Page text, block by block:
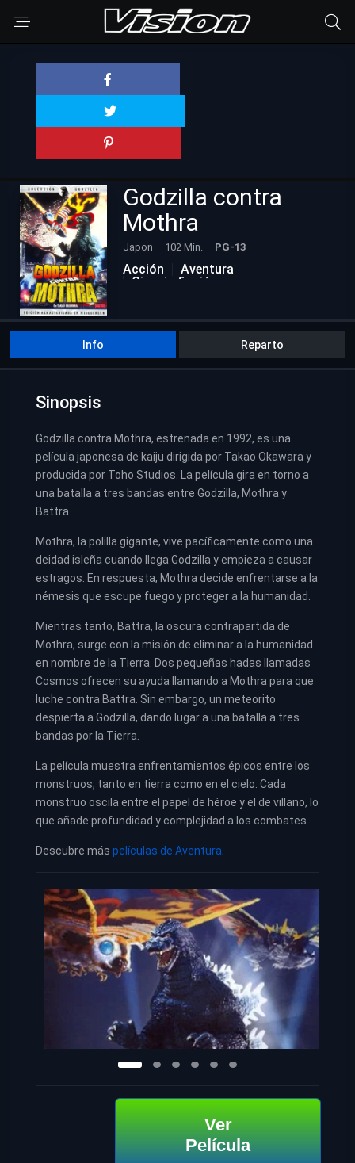
Godzilla contra
Mothra
Japon 102 Min. PG-13
Acción
Aventura
Ciencia ficción
Info Reparto
Sinopsis
Godzilla contra Mothra, estrenada en 1992, es una
película japonesa de kaiju dirigida por Takao Okawara y
producida por Toho Studios. La película gira en torno a
una batalla a tres bandas entre Godzilla, Mothra y
Battra.
Mothra, la polilla gigante, vive pacíficamente como una
deidad isleña cuando llega Godzilla y empieza a causar
estragos. En respuesta, Mothra decide enfrentarse a la
némesis que escupe fuego y proteger a la humanidad.
Mientras tanto, Battra, la oscura contrapartida de
Mothra, surge con la misión de eliminar a la humanidad
en nombre de la Tierra. Dos pequeñas hadas llamadas
Cosmos ofrecen su ayuda llamando a Mothra para que
luche contra Battra. Sin embargo, un meteorito
despierta a Godzilla, dando lugar a una batalla a tres
bandas por la Tierra.
La película muestra enfrentamientos épicos entre los
monstruos, tanto en tierra como en el cielo. Cada
monstruo oscila entre el papel de héroe y el de villano, lo
que añade profundidad y complejidad a los combates.
Descubre más películas de Aventura
Ver
Película